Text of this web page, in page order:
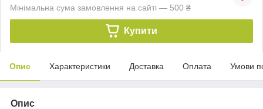
Мінімальна сума замовлення на сайті — 500 ₴
Купити
Опис Характеристики Доставка Оплата Умови
Опис